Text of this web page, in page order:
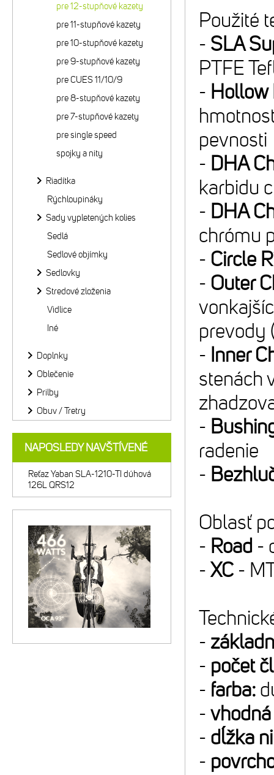
Použité
- SLA
PTFE
- Hollow
pevnosti
- DHA
karbidu
- DHA
chrómu
- Circle
- Outer
prevody
- Inner
stenách
-
radenie
-
Oblasť
- Road -
- XC -
-
- počet
- farba:
-
- dĺžka
-
pre 12-stupňové kazety
pre 11-stupňové kazety
pre 10-stupňové kazety
pre 9-stupňové kazety
pre CUES 11/10/9
pre 8-stupňové kazety
pre 7-stupňové kazety
pre single speed
spojky a nity
Riadítka
Rýchloupináky
Sady vypletených kolies
Sedlá
Sedlové objímky
Sedlovky
Stredové zloženia
Vidlice
Iné
Doplnky
Oblečenie
Prilby
Obuv / Tretry
NAPOSLEDY NAVŠTÍVENÉ
Reťaz Yaban SLA-1210-TI dúhová
126L QRS12